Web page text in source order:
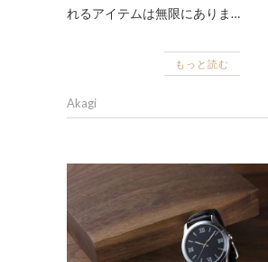
れるアイテムは無限にありま…
もっと読む
Akagi